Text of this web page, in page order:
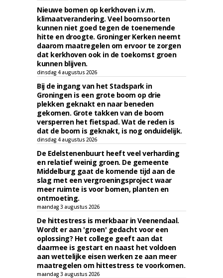
Nieuwe bomen op kerkhoven i.v.m.
klimaatverandering. Veel boomsoorten
kunnen niet goed tegen de toenemende
hitte en droogte. Groninger Kerken neemt
daarom maatregelen om ervoor te zorgen
dat kerkhoven ook in de toekomst groen
kunnen blijven.
dinsdag 4 augustus 2026
Bij de ingang van het Stadspark in
Groningen is een grote boom op drie
plekken geknakt en naar beneden
gekomen. Grote takken van de boom
versperren het fietspad. Wat de reden is
dat de boom is geknakt, is nog onduidelijk.
dinsdag 4 augustus 2026
De Edelstenenbuurt heeft veel verharding
en relatief weinig groen. De gemeente
Middelburg gaat de komende tijd aan de
slag met een vergroeningsproject waar
meer ruimte is voor bomen, planten en
ontmoeting.
maandag 3 augustus 2026
De hittestress is merkbaar in Veenendaal.
Wordt er aan 'groen' gedacht voor een
oplossing? Het college geeft aan dat
daarmee is gestart en naast het voldoen
aan wettelijke eisen werken ze aan meer
maatregelen om hittestress te voorkomen.
maandag 3 augustus 2026